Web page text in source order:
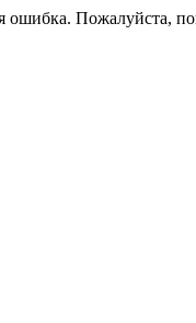
ошибка. Пожалуйста,